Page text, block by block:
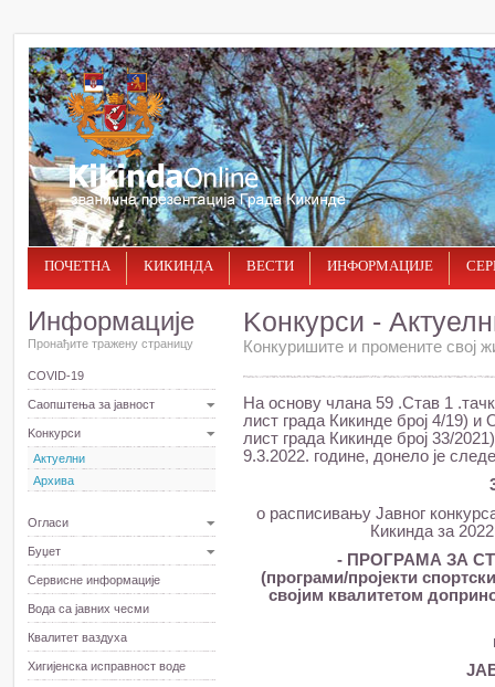
ПОЧЕТНА КИКИНДА ВЕСТИ ИНФОРМАЦИЈЕ
Информације
Пронађите тражену страницу
COVID-19
Саопштења за јавност
Kонкурси
Актуелни
Архива
Огласи
Буџет
Сервисне информације
Вода са јавних чесми
Квалитет ваздуха
Хигијенска исправност воде
Kонкурси -
Конкуришите и промените свој
На основу члана 59 .Став 1
лист града Кикинде број 4/19)
лист града Кикинде број 33/
9.3.2022. године, донело је
о расписивању Јавног
Кикинда за
- ПРОГРАМА ЗА
(програми/пројекти
својим квалитетом